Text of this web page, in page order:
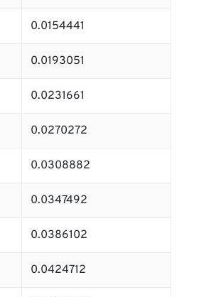
0.0154441
0.0193051
0.0231661
0.0270272
0.0308882
0.0347492
0.0386102
0.0424712